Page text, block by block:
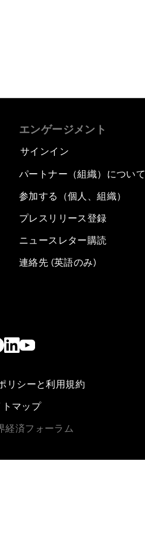
エンゲージメント
サインイン
パートナー（組織）について
参加する（個人、組織）
プレスリリース登録
ニュースレター購読
連絡先 (英語のみ)
リシーと利用規約
トマップ
経済フォーラム